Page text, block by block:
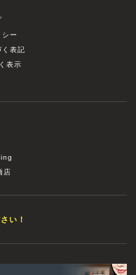
ー
く表記
表示
店
い！